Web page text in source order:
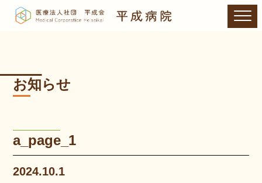
お知らせ
a_page_1
2024.10.1